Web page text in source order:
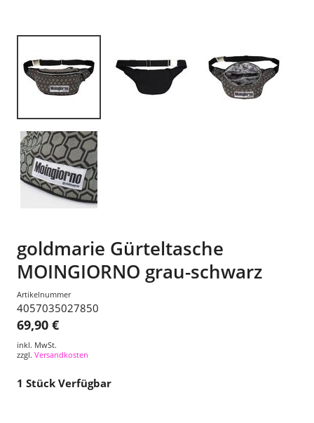
goldmarie Gürteltasche
MOINGIORNO grau-schwarz
Artikelnummer
4057035027850
69,90 €
inkl. MwSt.
zzgl. Versandkosten
1 Stück Verfügbar